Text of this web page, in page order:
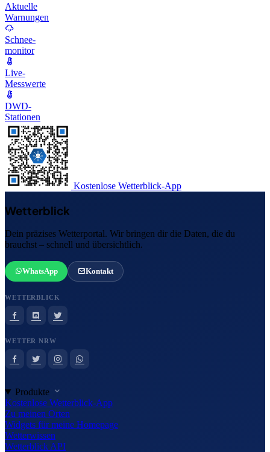
Aktuelle
Warnungen
Schnee-
monitor
Live-
Messwerte
DWD-
Stationen
Kostenlose Wetterblick-App
Wetterblick
Dein präzises Wetterportal. Wir bringen dir die Daten, die du
brauchst – schnell und übersichtlich.
WhatsApp Kontakt
WETTERBLICK
WETTER NRW
Produkte
Kostenlose Wetterblick-App
Zu meinen Orten
Widgets für meine Homepage
Wetterwissen
Wetterblick API